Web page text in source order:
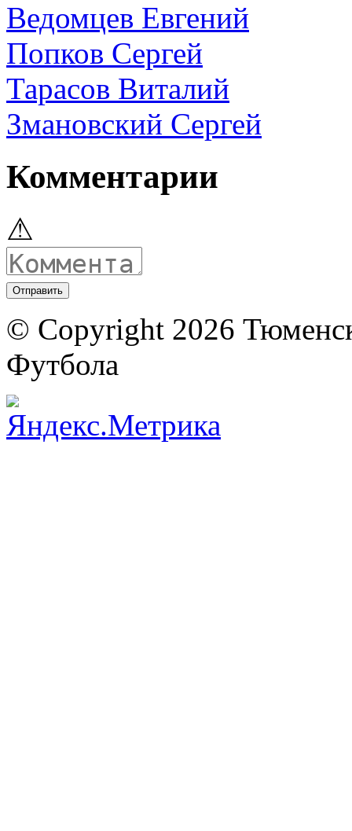
Ведомцев Евгений
Попков Сергей
Тарасов Виталий
Змановский Сергей
Комментарии
⚠
© Copyright 2026
Футбола